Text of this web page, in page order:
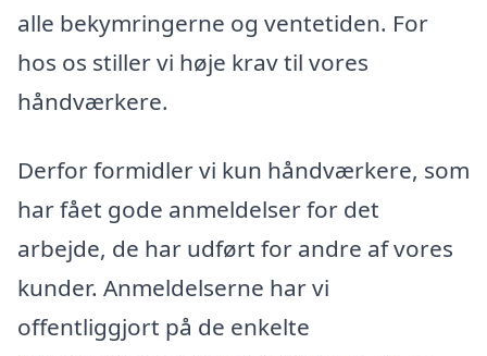
alle bekymringerne og ventetiden. For
hos os stiller vi høje krav til vores
håndværkere.
Derfor formidler vi kun håndværkere, som
har fået gode anmeldelser for det
arbejde, de har udført for andre af vores
kunder. Anmeldelserne har vi
offentliggjort på de enkelte